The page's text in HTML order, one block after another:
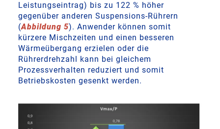
Leistungseintrag) bis zu 122 % höher
gegenüber anderen Suspensions-Rührern
(Abbildung 5). Anwender können somit
kürzere Mischzeiten und einen besseren
Wärmeübergang erzielen oder die
Rührerdrehzahl kann bei gleichem
Prozessverhalten reduziert und somit
Betriebskosten gesenkt werden.